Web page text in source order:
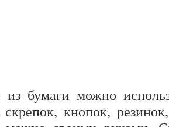
из бумаги можно
кнопок,